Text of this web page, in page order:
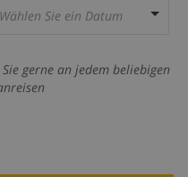
Wählen Sie ein Datum
gerne an jedem beliebigen